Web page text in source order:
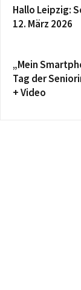
Hallo Leipzig:
12. März 2026
„Mein
Tag der
+ Video